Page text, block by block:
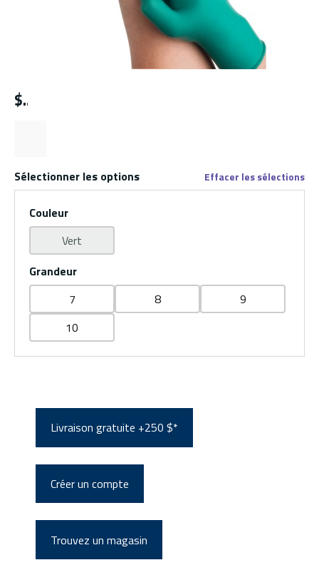
$
Sélectionner les options Effacer les sélections
Couleur
Vert
Grandeur
7
8
9
10
Livraison gratuite +250 $*
Créer un compte
Trouvez un magasin